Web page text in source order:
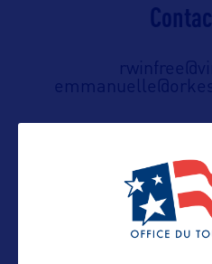
Contact